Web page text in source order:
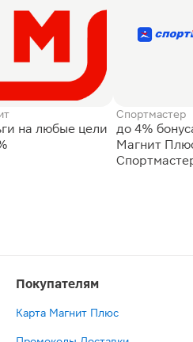
на любые цели
Спортмастер
до 4%
Магнит
Покупателям
Карта Магнит Плюс